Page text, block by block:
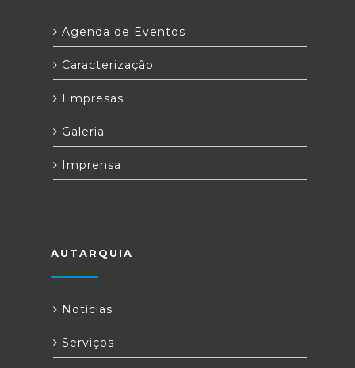
Agenda de Eventos
Caracterização
Empresas
Galeria
Imprensa
AUTARQUIA
Notícias
Serviços